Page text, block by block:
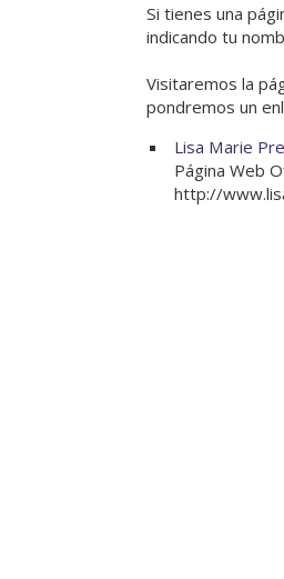
Si tienes una
indicando tu
Visitaremos la
pondremos un
Lisa Marie
Página Web
http://